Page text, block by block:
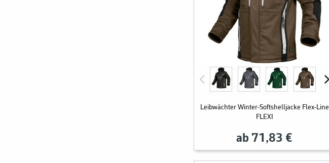
Leibwächter Winter-Softshelljacke Flex-Line
FLEXI
ab 71,83 €